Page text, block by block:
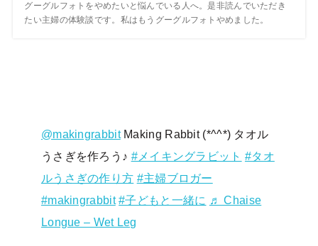
グーグルフォトをやめたいと悩んでいる人へ。是非読んでいただき
たい主婦の体験談です。私はもうグーグルフォトやめました。
@makingrabbitMaking Rabbit (*^^*) タオル
うさぎを作ろう♪ #メイキングラビット #タオ
ルうさぎの作り方 #主婦ブロガー
#makingrabbit #子どもと一緒に
♬ Chaise
Longue – Wet Leg